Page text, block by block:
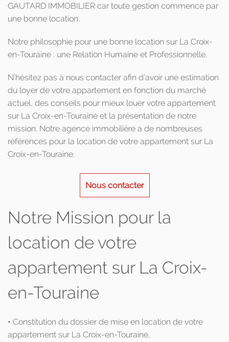
GAUTARD IMMOBILIER car toute gestion commence par
une bonne location.
Notre philosophie pour une bonne location sur La Croix-
en-Touraine : une Relation Humaine et Professionnelle.
N’hésitez pas à nous contacter afin d’avoir une estimation
du loyer de votre appartement en fonction du marché
actuel, des conseils pour mieux louer votre appartement
sur La Croix-en-Touraine et la présentation de notre
mission. Notre agence immobilière a de nombreuses
références pour la location de votre appartement sur La
Croix-en-Touraine.
Nous contacter
Notre Mission pour la
location de votre
appartement sur La Croix-
en-Touraine
• Constitution du dossier de mise en location de votre
appartement sur La Croix-en-Touraine,